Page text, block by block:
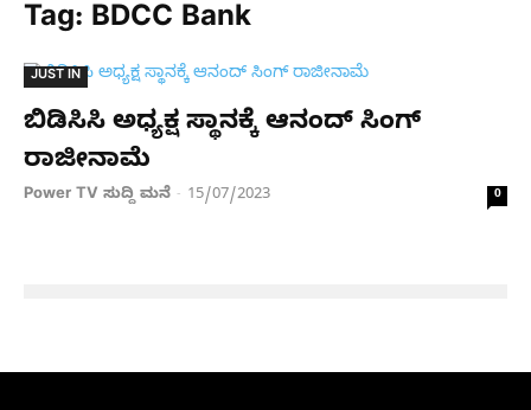
Tag: BDCC Bank
JUST IN
ಬಿಡಿಸಿಸಿ ಅಧ್ಯಕ್ಷ ಸ್ಥಾನಕ್ಕೆ ಆನಂದ್ ಸಿಂಗ್
ರಾಜೀನಾಮೆ
Power TV ಸುದ್ದಿ ಮನೆ - 15/07/2023 0